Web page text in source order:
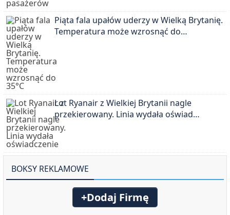
Piąta fala upałów uderzy w Wielką Brytanię.
Temperatura może wzrosnąć do…
Lot Ryanair z Wielkiej Brytanii nagle
przekierowany. Linia wydała oświad…
BOKSY REKLAMOWE
+Dodaj Firmę